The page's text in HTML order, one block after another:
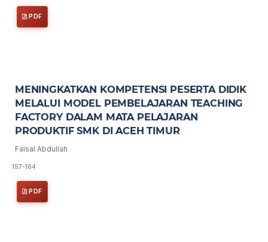
PDF
MENINGKATKAN KOMPETENSI PESERTA DIDIK
MELALUI MODEL PEMBELAJARAN TEACHING
FACTORY DALAM MATA PELAJARAN
PRODUKTIF SMK DI ACEH TIMUR
Faisal Abdullah
157-164
PDF